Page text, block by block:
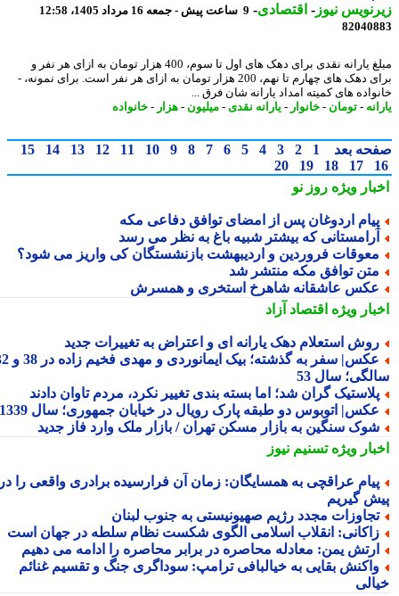
نیوز-اقتصادی-9 ساعت پیش - جمعه 16 مرداد 1405، 12:58
مبلغ یارانه نقدی برای دهک های اول تا سوم، 400 هزار تومان به ازای هر نفر و
برای دهک های چهارم تا نهم، 200 هزار تومان به ازای هر نفر است. برای نمونه، -
های کمیته امداد یارانه شان فرق ...
- تومان-خانوار-یارانه نقدی-میلیون-هزار - خانواده
بعد 1
2
3
4
5
6
7
8
9
10
11
12
13
14
15
17
18
19
20
ویژهروز نو
اردوغان پس از امضای توافق دفاعی مکه
که بیشتر شبیه باغ به نظر می رسد
فروردین و اردیبهشت بازنشستگان کی واریز می شود؟
توافق مکه منتشر شد
عاشقانه شاهرخ استخری و همسرش
ویژهاقتصاد آزاد
استعلام دهک یارانه ای و اعتراض به تغییرات جدید
عکس| سفر به گذشته؛ بیک ایمانوردی و مهدی فخیم زاده در 38 و 32
سال 53
گران شد؛ اما بسته بندی تغییر نکرد، مردم تاوان دادند
اتوبوس دو طبقه پارک رویال در خیابان جمهوری؛ سال 1339
سنگین به بازار مسکن تهران / بازار ملک وارد فاز جدید
ویژهتسنیم نیوز
عراقچی به همسایگان: زمان آن فرارسیده برادری واقعی را در
گیریم
مجدد رژیم صهیونیستی به جنوب لبنان
انقلاب اسلامی الگوی شکست نظام سلطه در جهان است
یمن: معادله محاصره در برابر محاصره را ادامه می دهیم
بقایی به خیالبافی ترامپ: سوداگری جنگ و تقسیم غنائم